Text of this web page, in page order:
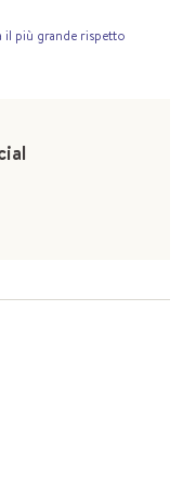
il più grande rispetto